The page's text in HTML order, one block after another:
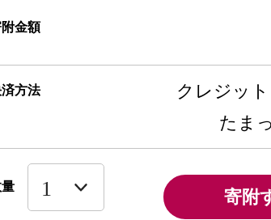
金額
方法
クレジッ
たま
寄附